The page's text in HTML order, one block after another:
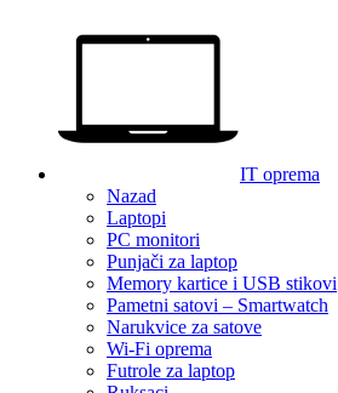
IT oprema
Nazad
Laptopi
PC monitori
Punjači za laptop
Memory kartice i USB stikovi
Pametni satovi – Smartwatch
Narukvice za satove
Wi-Fi oprema
Futrole za laptop